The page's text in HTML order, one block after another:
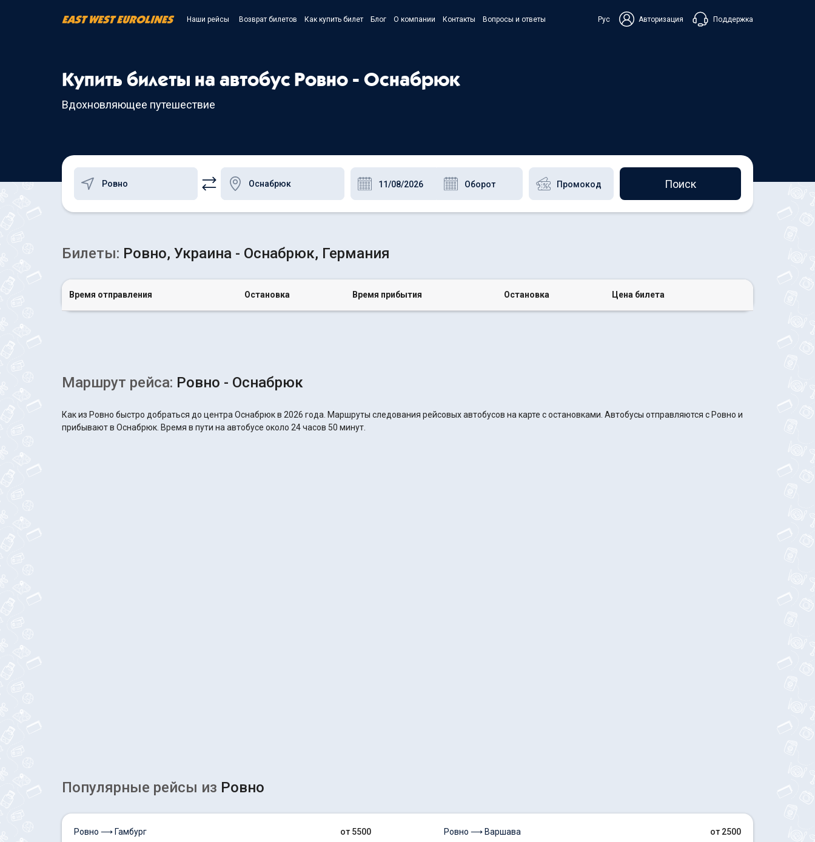
Наши рейсы Возврат билетов Как купить билет Блог О компании Контакты Вопросы и ответы Рус Авторизация Поддержка
Чат в Messenger
Купить билеты на автобус Ровно - Оснабрюк
Вдохновляющее путешествие
Поиск
Билеты: Ровно, Украина - Оснабрюк, Германия
Время отправления Остановка Время прибытия Остановка Цена билета
Маршрут рейса: Ровно - Оснабрюк
Как из Ровно быстро добраться до центра Оснабрюк в 2026 года. Маршруты следования рейсовых автобусов на карте с остановками. Автобусы отправляются с Ровно и
прибывают в Оснабрюк. Время в пути на автобусе около 24 часов 50 минут.
Популярные рейсы из Ровно
Ровно ⟶ Гамбург от 5500 Ровно ⟶ Варшава от 2500